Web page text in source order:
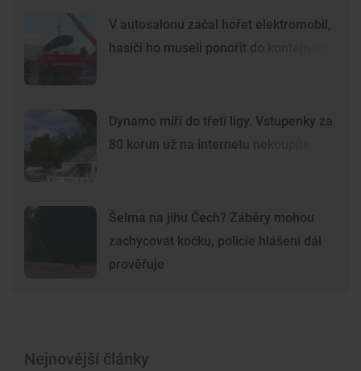
V autosalonu začal hořet elektromobil,
hasiči ho museli ponořit do kontejneru
Dynamo míří do třetí ligy. Vstupenky za
80 korun už na internetu nekoupíte
Šelma na jihu Čech? Záběry mohou
zachycovat kočku, policie hlášení dál
prověřuje
Nejnovější články